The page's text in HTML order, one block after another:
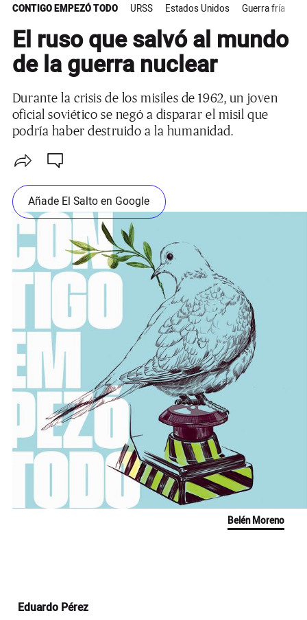
CONTIGO EMPEZÓ TODO URSS Estados Unidos Guerra fría
El ruso que salvó al mundo
de la guerra nuclear
Durante la crisis de los misiles de 1962, un joven
oficial soviético se negó a disparar el misil que
podría haber destruido a la humanidad.
Añade El Salto en Google
Belén Moreno
Eduardo Pérez